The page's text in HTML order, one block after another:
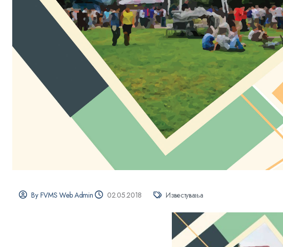
By FVMS Web Admin 02.05.2018 Известувања